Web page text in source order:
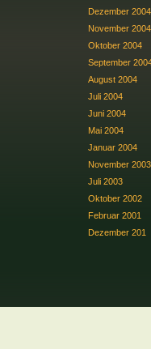
Dezember 2004
November 2004
Oktober 2004
September
August 2004
Juli 2004
Juni 2004
Mai 2004
Januar 2004
November 2003
Juli 2003
Oktober 2002
Februar 2001
Dezember 201